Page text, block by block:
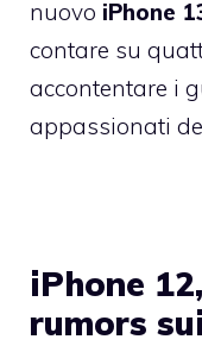
nuovo iPhone
contare su
accontentare i
appassionati
iPhone
rumors